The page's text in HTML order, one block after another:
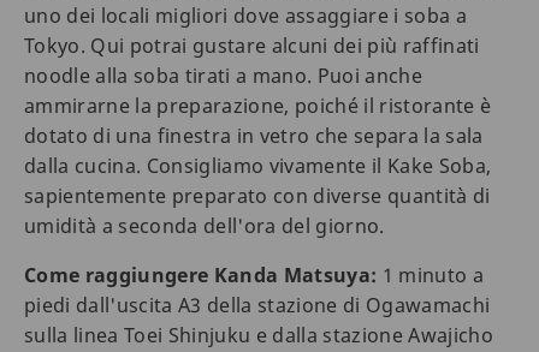
uno dei locali migliori dove assaggiare i soba a
Tokyo. Qui potrai gustare alcuni dei più raffinati
noodle alla soba tirati a mano. Puoi anche
ammirarne la preparazione, poiché il ristorante è
dotato di una finestra in vetro che separa la sala
dalla cucina. Consigliamo vivamente il Kake Soba,
sapientemente preparato con diverse quantità di
umidità a seconda dell'ora del giorno.
Come raggiungere Kanda Matsuya: 1 minuto a
piedi dall'uscita A3 della stazione di Ogawamachi
sulla linea Toei Shinjuku e dalla stazione Awajicho